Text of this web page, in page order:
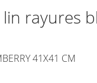
rayures
41X41 CM